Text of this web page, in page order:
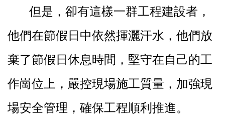
但是，卻有這樣一群工程建設者，
他們在節假日中依然揮灑汗水，他們放
棄了節假日休息時間，堅守在自己的工
作崗位上，嚴控現場施工質量，加強現
場安全管理，確保工程順利推進。